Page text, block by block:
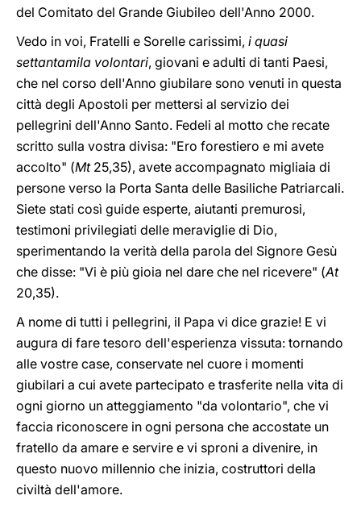
del Comitato del Grande Giubileo dell'Anno 2000.
Vedo in voi, Fratelli e Sorelle carissimi, i quasi
settantamila volontari, giovani e adulti di tanti Paesi,
che nel corso dell'Anno giubilare sono venuti in questa
città degli Apostoli per mettersi al servizio dei
pellegrini dell'Anno Santo. Fedeli al motto che recate
scritto sulla vostra divisa: "Ero forestiero e mi avete
accolto" (Mt25,35), avete accompagnato migliaia di
persone verso la Porta Santa delle Basiliche Patriarcali.
Siete stati così guide esperte, aiutanti premurosi,
testimoni privilegiati delle meraviglie di Dio,
sperimentando la verità della parola del Signore Gesù
che disse: "Vi è più gioia nel dare che nel ricevere" (At
20,35).
A nome di tutti i pellegrini, il Papa vi dice grazie! E vi
augura di fare tesoro dell'esperienza vissuta: tornando
alle vostre case, conservate nel cuore i momenti
giubilari a cui avete partecipato e trasferite nella vita di
ogni giorno un atteggiamento "da volontario", che vi
faccia riconoscere in ogni persona che accostate un
fratello da amare e servire e vi sproni a divenire, in
questo nuovo millennio che inizia, costruttori della
civiltà dell'amore.